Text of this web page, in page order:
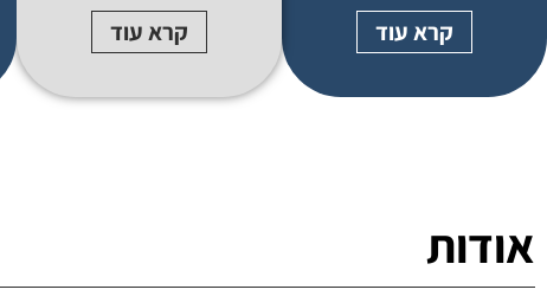
קרא עוד קרא עוד
אודות